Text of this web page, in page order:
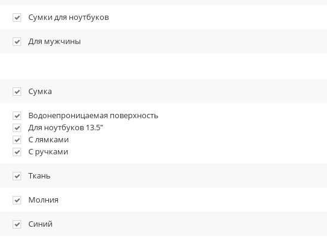
Сумки для ноутбуков
Для мужчины
Сумка
Водонепроницаемая поверхность
Для ноутбуков 13.5"
С лямками
С ручками
Ткань
Молния
Синий